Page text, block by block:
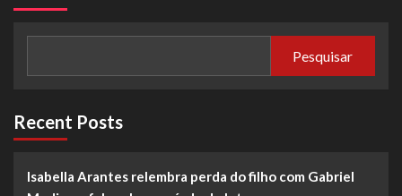
Pesquisar
Recent Posts
Isabella Arantes relembra perda do filho com Gabriel